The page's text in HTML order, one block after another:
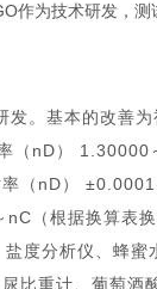
作为技术研发，测
。基本的改善
（nD）
（nD）
（根据换算表
度分析仪、蜂蜜
比重计、葡萄酒